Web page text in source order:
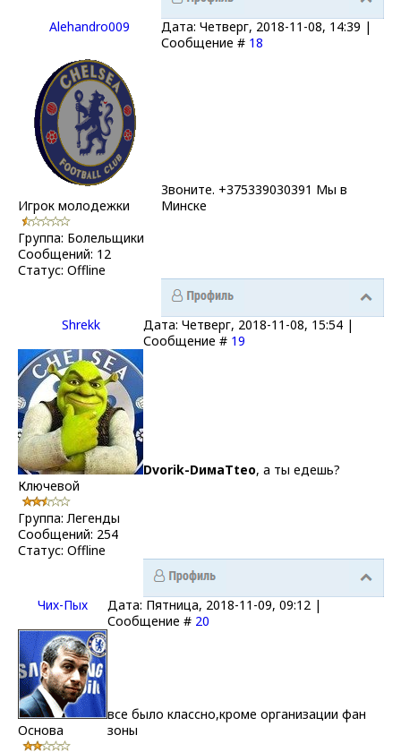
Alehandro009
Дата: Четверг, 2018-11-08, 14:39 |
Сообщение # 18
Игрок молодежки
Группа: Болельщики
Сообщений: 12
Статус: Offline
Звоните. +375339030391 Мы в
Минске
Shrekk
Дата: Четверг, 2018-11-08, 15:54 |
Сообщение # 19
Ключевой
Группа: Легенды
Сообщений: 254
Статус: Offline
Dvorik-DимаTteo, а ты едешь?
Чих-Пых
Дата: Пятница, 2018-11-09, 09:12 |
Сообщение # 20
Основа
все было классно,кроме организации фан
зоны